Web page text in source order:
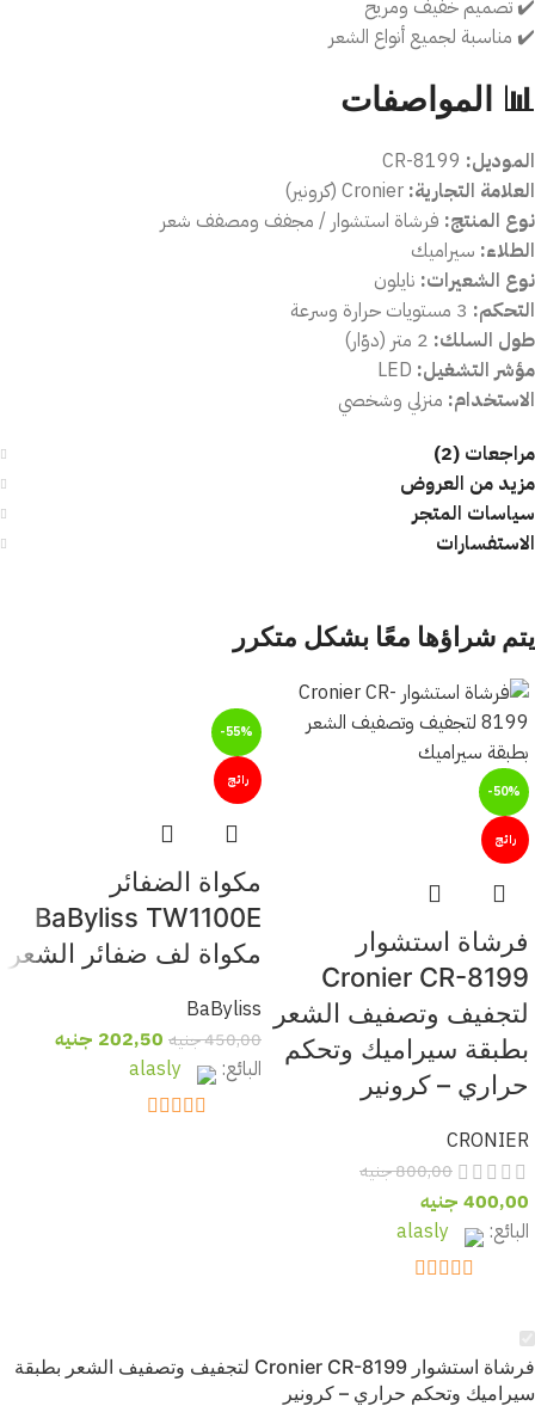
✔️ تصميم خفيف ومريح
✔️ مناسبة لجميع أنواع الشعر
📊 المواصفات
الموديل:
العلامة التجارية:
نوع المنتج: فرشاة استشوار / مجفف ومصفف شعر
الطلاء: سيراميك
نوع الشعيرات: نايلون
التحكم:
طول السلك:
مؤشر التشغيل:
الاستخدام: منزلي وشخصي
مراجعات (2)
مزيد من العروض
سياسات المتجر
الاستفسارات
يتم شراؤها معًا بشكل متكرر
-50%
رائج
فرشاة استشوار
Cronier CR-8199
لتجفيف وتصفيف الشعر
بطبقة سيراميك وتحكم
حراري – كرونير
CRONIER
800,00جنيه
400,00 جنيه
البائع:
alasly
-55%
رائج
مكواة الضفائر
BaByliss TW1100E
مكواة لف ضفائر الشعر
BaByliss
450,00جنيه 202,50 جنيه
البائع:
alasly
فرشاة استشوار Cronier CR-8199 لتجفيف وتصفيف الشعر بطبقة
سيراميك وتحكم حراري – كرونير